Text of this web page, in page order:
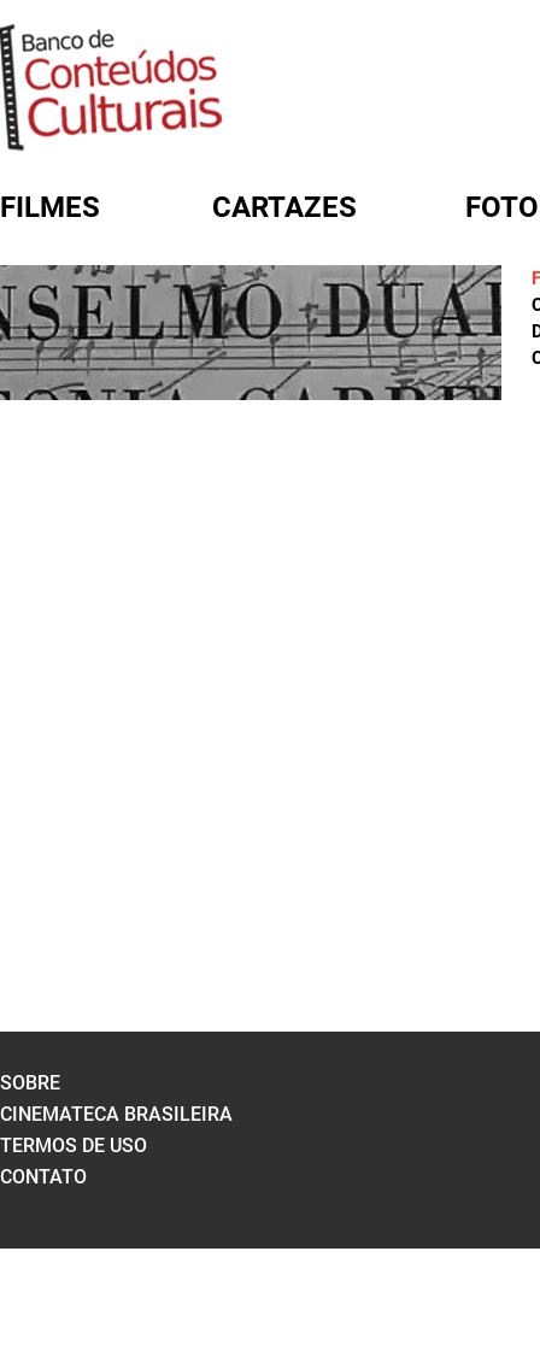
FILMES CARTAZES
FORMULÁRIO DE BUSCA
SOBRE
CINEMATECA BRASILEIRA
TERMOS DE USO
CONTATO